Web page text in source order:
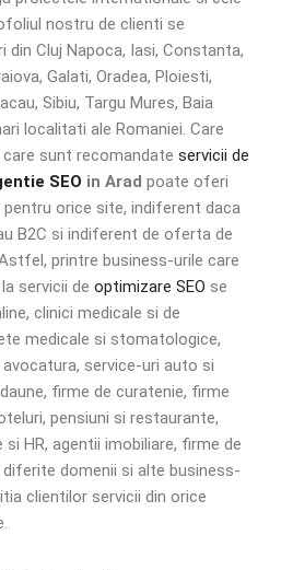
nostru de clienti se
din Cluj Napoca, Iasi, Constanta,
Galati, Oradea, Ploiesti,
Sibiu, Targu Mures, Baia
localitati ale Romaniei. Care
sunt recomandate servicii de
SEO in Arad poate oferi
orice site, indiferent daca
B2C si indiferent de oferta de
printre business-urile care
servicii de optimizare SEO se
clinici medicale si de
medicale si stomatologice,
service-uri auto si
firme de curatenie, firme
pensiuni si restaurante,
HR, agentii imobiliare, firme de
domenii si alte business-
clientilor servicii din orice